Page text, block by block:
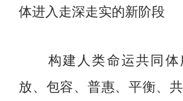
体进入走深走实的新阶段
构建人类命运共同体
放、包容、普惠、平衡、